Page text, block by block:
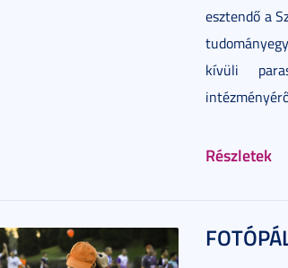
esztendő a
kívüli
Részletek